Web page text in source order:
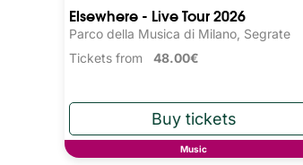
Elsewhere - Live Tour 2026
Parco della Musica di Milano, Segrate
Tickets from 48.00€
Music